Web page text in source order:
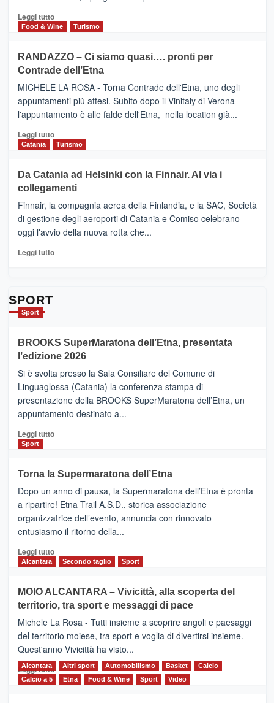
nella
classifica
HOTEL
FOUR
IL
NUOVO
SUMMER
CLUB
Leggi tuttoLeggi
di
VIAGRANDE
(Ct)
–
Benanti
presenta
“Vino
&
Cultura
tappe
dell’enoturismo
Food & Wine Turismo
RANDAZZO – Ci siamo quasi…. pronti per
Contrade dell’Etna
MICHELE LA ROSA - Torna Contrade dell'Etna, uno degli
appuntamenti più attesi. Subito dopo il Vinitaly di Verona
l'appuntamento è alle falde dell'Etna, nella location già...
Leggi tuttoLeggi
di
RANDAZZO
–
Ci
siamo
quasi….
pronti
per
Catania Turismo
Da Catania ad Helsinki con la Finnair. Al via i
collegamenti
Finnair, la compagnia aerea della Finlandia, e la SAC, Società
di gestione degli aeroporti di Catania e Comiso celebrano
oggi l'avvio della nuova rotta che...
Leggi tuttoLeggi
con
la
Al
via
i
collegamenti
SPORT
Sport
BROOKS SuperMaratona dell’Etna, presentata
l’edizione 2026
Si è svolta presso la Sala Consiliare del Comune di
Linguaglossa (Catania) la conferenza stampa di
presentazione della BROOKS SuperMaratona dell’Etna, un
appuntamento destinato a...
Leggi tuttoLeggi
BROOKS
SuperMaratona
dell’Etna,
presentata
l’edizione
2026
Sport
Torna la Supermaratona dell’Etna
Dopo un anno di pausa, la Supermaratona dell’Etna è pronta
a ripartire! Etna Trail A.S.D., storica associazione
organizzatrice dell’evento, annuncia con rinnovato
entusiasmo il ritorno della...
Leggi tuttoLeggi
Torna
la
Supermaratona
dell’Etna
Alcantara Secondo taglio Sport
MOIO ALCANTARA – Vivicittà, alla scoperta del
territorio, tra sport e messaggi di pace
Michele La Rosa - Tutti insieme a scoprire angoli e paesaggi
del territorio moiese, tra sport e voglia di divertirsi insieme.
Quest'anno Vivicittà ha visto...
Leggi tutto Leggi
Alcantara Altri sport Automobilismo Basket
Calcio
Calcio a 5
Etna Food & Wine Sport Video